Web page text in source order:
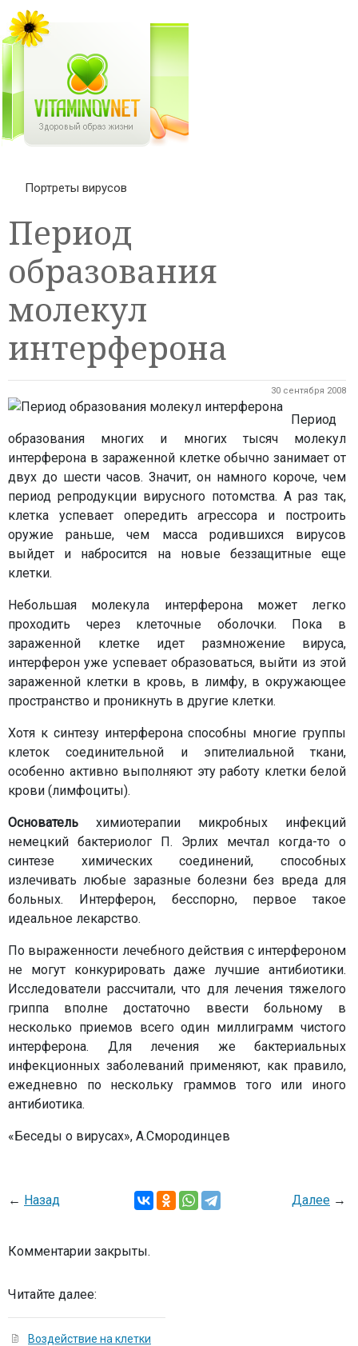
Портреты вирусов
Период
образования
молекул
интерферона
30 сентября 2008
Период
образования многих и многих тысяч молекул
интерферона в зараженной клетке обычно занимает от
двух до шести часов. Значит, он намного короче, чем
период репродукции вирусного потомства. А раз так,
клетка успевает опередить агрессора и построить
оружие раньше, чем масса родившихся вирусов
выйдет и набросится на новые беззащитные еще
клетки.
Небольшая молекула интерферона может легко
проходить через клеточные оболочки. Пока в
зараженной клетке идет размножение вируса,
интерферон уже успевает образоваться, выйти из этой
зараженной клетки в кровь, в лимфу, в окружающее
пространство и проникнуть в другие клетки.
Хотя к синтезу интерферона способны многие группы
клеток соединительной и эпителиальной ткани,
особенно активно выполняют эту работу клетки белой
крови (лимфоциты).
Основатель химиотерапии микробных инфекций
немецкий бактериолог П. Эрлих мечтал когда-то о
синтезе химических соединений, способных
излечивать любые заразные болезни без вреда для
больных. Интерферон, бесспорно, первое такое
идеальное лекарство.
По выраженности лечебного действия с интерфероном
не могут конкурировать даже лучшие антибиотики.
Исследователи рассчитали, что для лечения тяжелого
гриппа вполне достаточно ввести больному в
несколько приемов всего один миллиграмм чистого
интерферона. Для лечения же бактериальных
инфекционных заболеваний применяют, как правило,
ежедневно по нескольку граммов того или иного
антибиотика.
«Беседы о вирусах», А.Смородинцев
← Назад Далее →
Комментарии закрыты.
Читайте далее:
Воздействие на клетки